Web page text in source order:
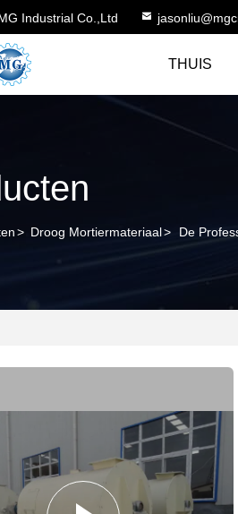
Industrial Co.,Ltd
THUIS
> Droog Mortiermateriaal> De